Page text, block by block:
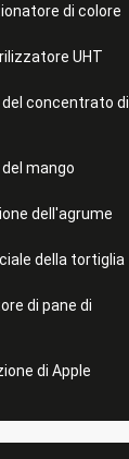
di colore
UHT
del concentrato di
mango
dell'agrume
della tortiglia
di pane di
di Apple